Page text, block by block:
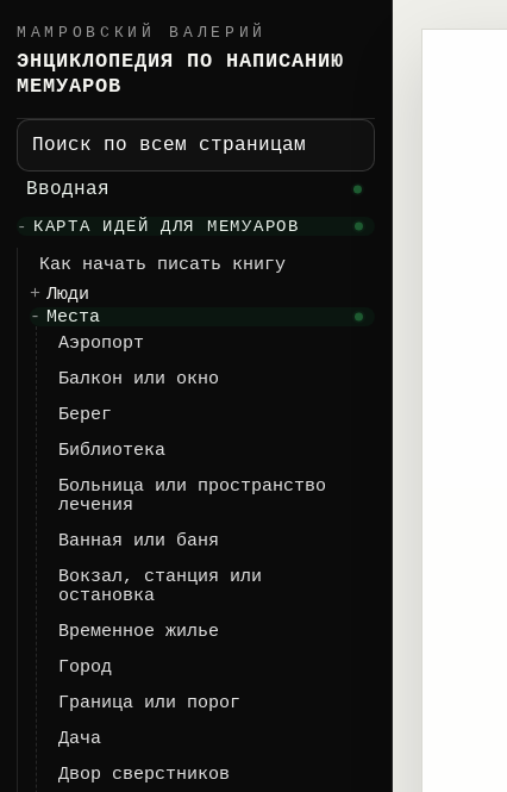
МАМРОВСКИЙ ВАЛЕРИЙ
ЭНЦИКЛОПЕДИЯ ПО НАПИСАНИЮ
МЕМУАРОВ
Поиск по всем страницам
Вводная
КАРТА ИДЕЙ ДЛЯ МЕМУАРОВ
Как начать писать книгу
Люди
Места
Аэропорт
Балкон или окно
Берег
Библиотека
Больница или пространство
лечения
Ванная или баня
Вокзал, станция или
остановка
Временное жилье
Город
Граница или порог
Дача
Двор сверстников